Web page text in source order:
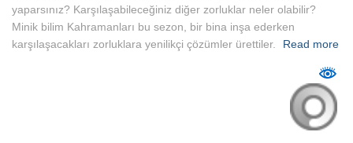
yaparsınız? Karşılaşabileceğiniz diğer zorluklar neler olabilir?
Minik bilim Kahramanları bu sezon, bir bina inşa ederken
karşılaşacakları zorluklara yenilikçi çözümler ürettiler.
Read more